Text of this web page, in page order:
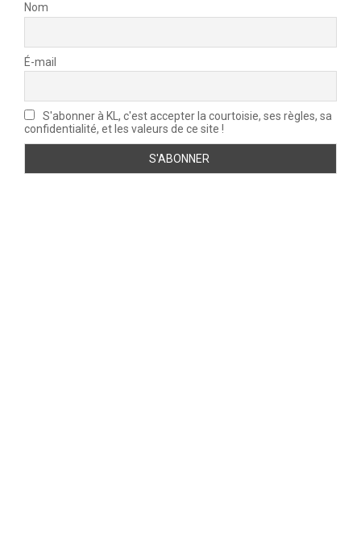
Nom
É-mail
S'abonner à KL, c'est accepter la courtoisie, ses règles, sa
confidentialité, et les valeurs de ce site !